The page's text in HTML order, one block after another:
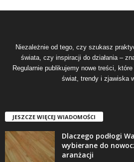
Niezależnie od tego, czy szukasz
świata, czy inspiracji do działania –
Regularnie publikujemy nowe treści,
świat, trendy i zjawiska
JESZCZE WIĘCEJ WIADOMOŚCI
Dlaczego podłogi
wybierane do
aranżacji